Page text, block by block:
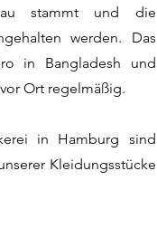
stammt und die
werden. Das
in Bangladesh und
Ort regelmäßig.
in Hamburg sind
Kleidungsstücke